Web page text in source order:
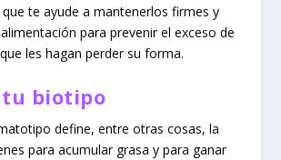
te ayude a mantenerlos firmes y
para prevenir el exceso de
les hagan perder su forma.
biotipo
define, entre otras cosas, la
para acumular grasa y para ganar